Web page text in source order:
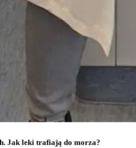
Jak leki trafiają do morza?